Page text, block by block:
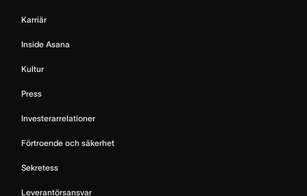
Karriär
Inside Asana
Kultur
Press
Investerarrelationer
Förtroende och säkerhet
Sekretess
Leverantörsansvar